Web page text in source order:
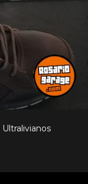
Ultralivianos